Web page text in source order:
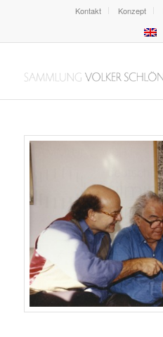
Kontakt Konzept